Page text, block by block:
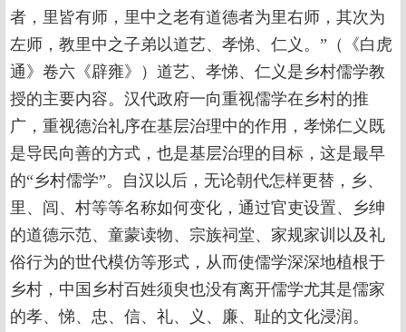
者，里皆有师，里中之老有道德者为里右师，其次为
左师，教里中之子弟以道艺、孝悌、仁义。”（《白虎
通》卷六《辟雍》）道艺、孝悌、仁义是乡村儒学教
授的主要内容。汉代政府一向重视儒学在乡村的推
广，重视德治礼序在基层治理中的作用，孝悌仁义既
是导民向善的方式，也是基层治理的目标，这是最早
的“乡村儒学”。自汉以后，无论朝代怎样更替，乡、
里、闾、村等等名称如何变化，通过官吏设置、乡绅
的道德示范、童蒙读物、宗族祠堂、家规家训以及礼
俗行为的世代模仿等形式，从而使儒学深深地植根于
乡村，中国乡村百姓须臾也没有离开儒学尤其是儒家
的孝、悌、忠、信、礼、义、廉、耻的文化浸润。